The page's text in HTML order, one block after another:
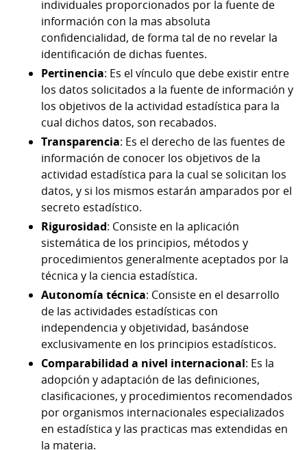
individuales proporcionados por la fuente de
información con la mas absoluta
confidencialidad, de forma tal de no revelar la
identificación de dichas fuentes.
Pertinencia: Es el vínculo que debe existir entre
los datos solicitados a la fuente de información y
los objetivos de la actividad estadística para la
cual dichos datos, son recabados.
Transparencia: Es el derecho de las fuentes de
información de conocer los objetivos de la
actividad estadística para la cual se solicitan los
datos, y si los mismos estarán amparados por el
secreto estadístico.
Rigurosidad: Consiste en la aplicación
sistemática de los principios, métodos y
procedimientos generalmente aceptados por la
técnica y la ciencia estadística.
Autonomía técnica: Consiste en el desarrollo
de las actividades estadísticas con
independencia y objetividad, basándose
exclusivamente en los principios estadísticos.
Comparabilidad a nivel internacional: Es la
adopción y adaptación de las definiciones,
clasificaciones, y procedimientos recomendados
por organismos internacionales especializados
en estadística y las practicas mas extendidas en
la materia.